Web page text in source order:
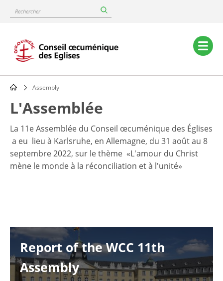
content
Rechercher
Main
navigation
Breadcrumb
Assembly
L'Assemblée
La 11e Assemblée du Conseil œcuménique des Églises
a eu lieu à Karlsruhe, en Allemagne, du 31 août au 8
septembre 2022, sur le thème «L'amour du Christ
mène le monde à la réconciliation et à l'unité»
Image
Report of the WCC 11th
Assembly